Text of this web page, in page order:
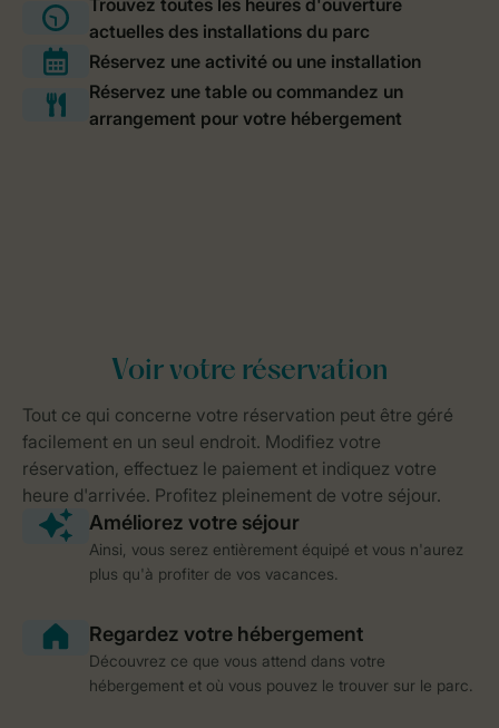
Ainsi, vous serez entièrement équipé et vous n'aurez
plus qu'à profiter de vos vacances.
Découvrez ce que vous attend dans votre
hébergement et où vous pouvez le trouver sur le parc.